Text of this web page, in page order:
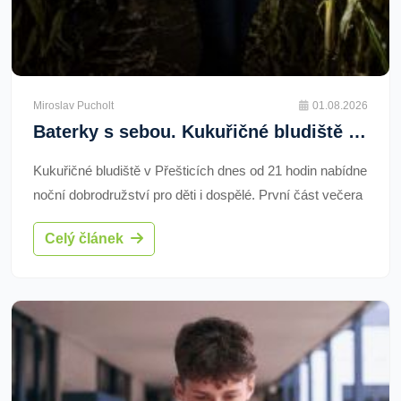
Miroslav Pucholt 01.08.2026
Baterky s sebou. Kukuřičné bludiště dnes nabídne noční tajenku i zónu temnoty
Kukuřičné bludiště v Přešticích dnes od 21 hodin nabídne
noční dobrodružství pro děti i dospělé. První část večera
bude patřit rodinám, po 23. hodině se ale otevře temnější
trasa pro odvážné návštěvníky. Program potrvá přibližně
Celý článek